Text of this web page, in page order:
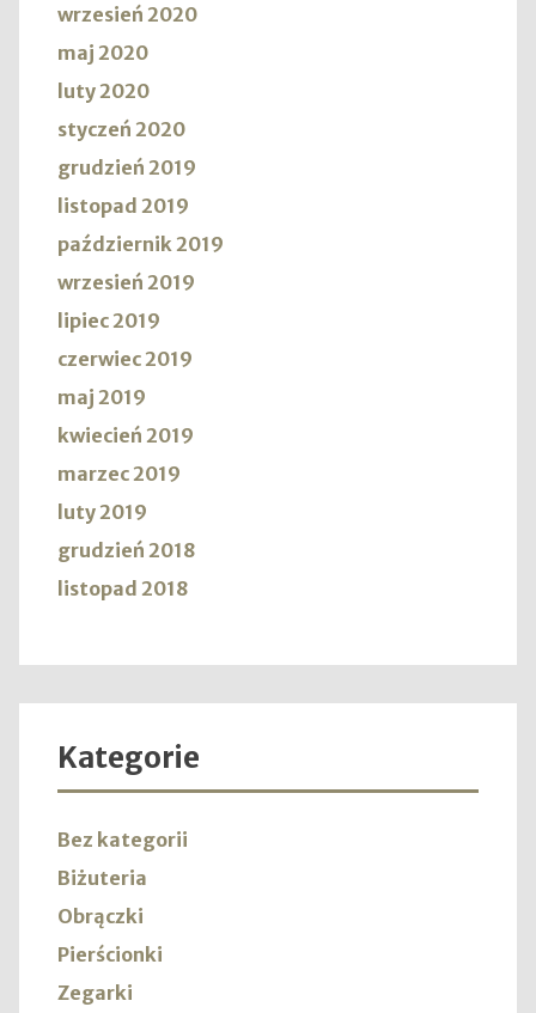
wrzesień 2020
maj 2020
luty 2020
styczeń 2020
grudzień 2019
listopad 2019
październik 2019
wrzesień 2019
lipiec 2019
czerwiec 2019
maj 2019
kwiecień 2019
marzec 2019
luty 2019
grudzień 2018
listopad 2018
Kategorie
Bez kategorii
Biżuteria
Obrączki
Pierścionki
Zegarki